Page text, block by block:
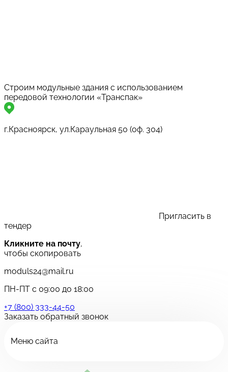
Строим модульные здания с использованием
передовой технологии «Транспак»
г.Красноярск, ул.Караульная 50 (оф. 304)
Пригласить в
тендер
Кликните на почту,
чтобы скопировать
moduls24@mail.ru
ПН-ПТ с 09:00 до 18:00
+7 (800) 333-44-50
Заказать обратный звонок
Меню сайта